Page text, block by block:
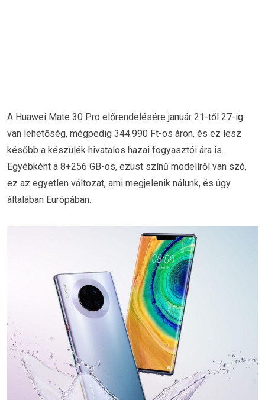
A Huawei Mate 30 Pro előrendelésére január 21-től 27-ig
van lehetőség, mégpedig 344.990 Ft-os áron, és ez lesz
később a készülék hivatalos hazai fogyasztói ára is.
Egyébként a 8+256 GB-os, ezüst színű modellről van szó,
ez az egyetlen változat, ami megjelenik nálunk, és úgy
általában Európában.